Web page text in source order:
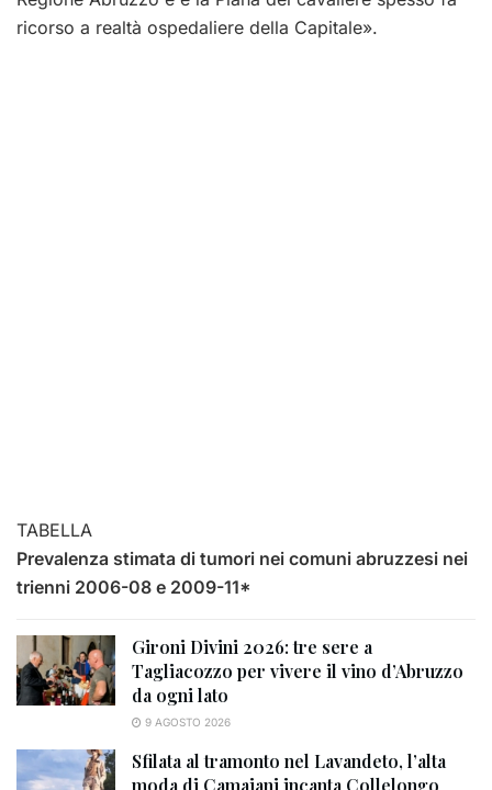
ricorso a realtà ospedaliere della Capitale».
TABELLA
Prevalenza stimata di tumori nei comuni abruzzesi nei
trienni 2006-08 e 2009-11*
Gironi Divini 2026: tre sere a
Tagliacozzo per vivere il vino d’Abruzzo
da ogni lato
9 AGOSTO 2026
Sfilata al tramonto nel Lavandeto, l’alta
moda di Camaiani incanta Collelongo